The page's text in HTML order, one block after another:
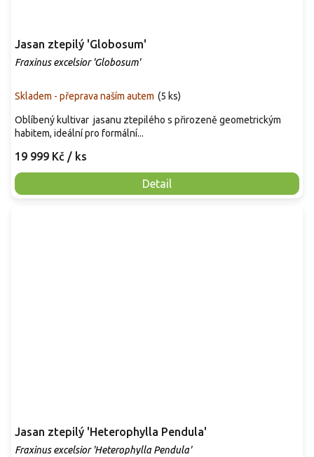
Jasan ztepilý 'Globosum'
Fraxinus excelsior 'Globosum'
Skladem - přeprava naším autem (5 ks)
19 999 Kč / ks
Detail
Oblíbený kultivar jasanu ztepilého s přirozeně geometrickým
habitem, ideální pro formální...
Jasan ztepilý 'Heterophylla Pendula'
Fraxinus excelsior 'Heterophylla Pendula'